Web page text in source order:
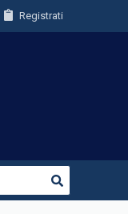
Registrati